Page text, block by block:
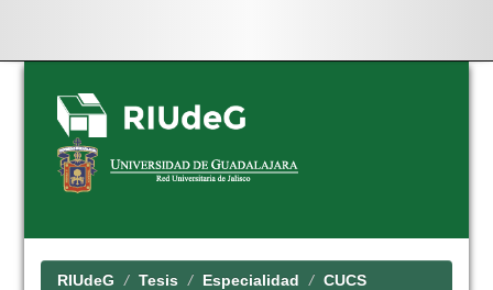
Skip
navigation
RIUdeG Tesis Especialidad CUCS